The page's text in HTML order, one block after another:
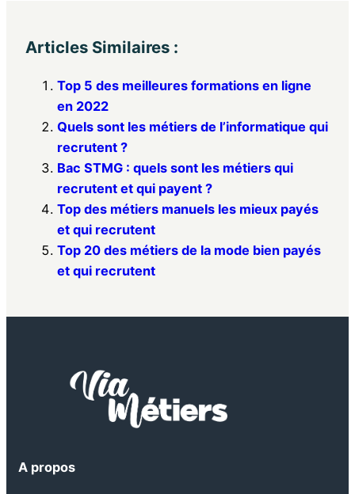
Articles Similaires :
Top 5 des meilleures formations en ligne
en 2022
Quels sont les métiers de l’informatique qui
recrutent ?
Bac STMG : quels sont les métiers qui
recrutent et qui payent ?
Top des métiers manuels les mieux payés
et qui recrutent
Top 20 des métiers de la mode bien payés
et qui recrutent
A propos